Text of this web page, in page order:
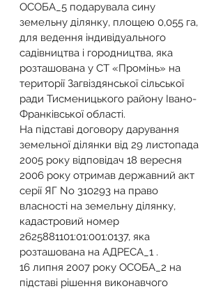
ОСОБА_5 подарувала сину
земельну ділянку, площею 0,055 га,
для ведення індивідуального
садівництва і городництва, яка
розташована у СТ «Промінь» на
території Загвіздянської сільської
ради Тисменицького району Івано-
Франківської області.
На підставі договору дарування
земельної ділянки від 29 листопада
2005 року відповідач 18 вересня
2006 року отримав державний акт
серії ЯГ No 310293 на право
власності на земельну ділянку,
кадастровий номер
2625881101:01:001:0137, яка
розташована на АДРЕСА_1 .
16 липня 2007 року ОСОБА_2 на
підставі рішення виконавчого